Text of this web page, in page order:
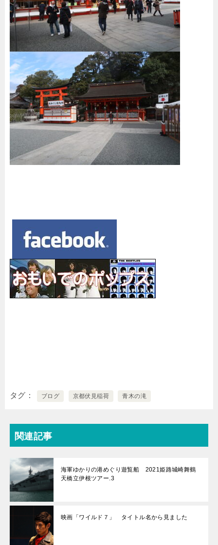
タグ ブログ 京都伏見稲荷 青木の滝
関連記事
海軍ゆかりの港めぐり遊覧船 2021姫路城崎舞鶴
天橋立伊根ツアー.3
映画「ワイルド７」 タイトル名から見ました